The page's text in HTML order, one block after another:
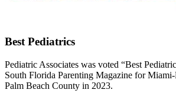
Best Pediatrics
Pediatric Associates was voted “Best
South Florida Parenting Magazine for
Palm Beach County in 2023.